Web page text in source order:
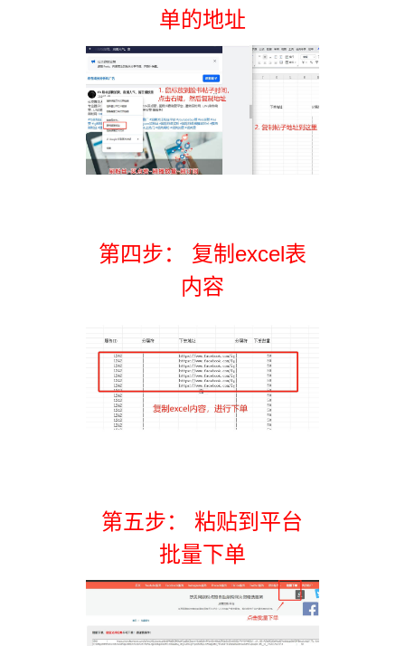
单的地址
第四步： 复制excel表
内容
第五步： 粘贴到平台
批量下单